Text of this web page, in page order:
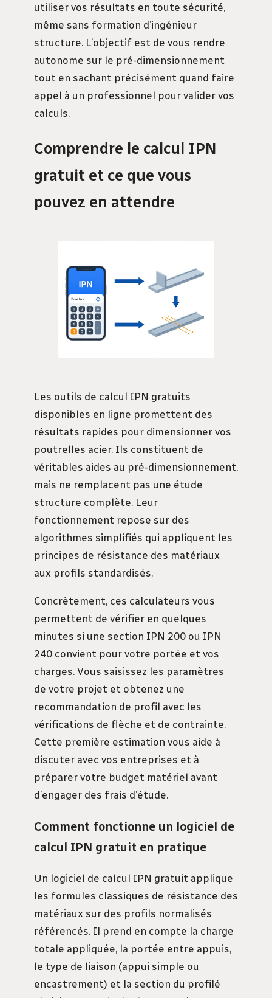
utiliser vos résultats en toute sécurité,
même sans formation d’ingénieur
structure. L’objectif est de vous rendre
autonome sur le pré-dimensionnement
tout en sachant précisément quand faire
appel à un professionnel pour valider vos
calculs.
Comprendre le calcul IPN
gratuit et ce que vous
pouvez en attendre
Les outils de calcul IPN gratuits
disponibles en ligne promettent des
résultats rapides pour dimensionner vos
poutrelles acier. Ils constituent de
véritables aides au pré-dimensionnement,
mais ne remplacent pas une étude
structure complète. Leur
fonctionnement repose sur des
algorithmes simplifiés qui appliquent les
principes de résistance des matériaux
aux profils standardisés.
Concrètement, ces calculateurs vous
permettent de vérifier en quelques
minutes si une section IPN 200 ou IPN
240 convient pour votre portée et vos
charges. Vous saisissez les paramètres
de votre projet et obtenez une
recommandation de profil avec les
vérifications de flèche et de contrainte.
Cette première estimation vous aide à
discuter avec vos entreprises et à
préparer votre budget matériel avant
d’engager des frais d’étude.
Comment fonctionne un logiciel de
calcul IPN gratuit en pratique
Un logiciel de calcul IPN gratuit applique
les formules classiques de résistance des
matériaux sur des profils normalisés
référencés. Il prend en compte la charge
totale appliquée, la portée entre appuis,
le type de liaison (appui simple ou
encastrement) et la section du profilé